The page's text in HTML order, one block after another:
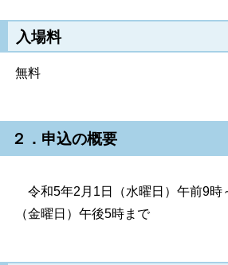
入場料
無料
２．申込の概要
令和5年2月1日（水曜日）午前9時
（金曜日）午後5時まで